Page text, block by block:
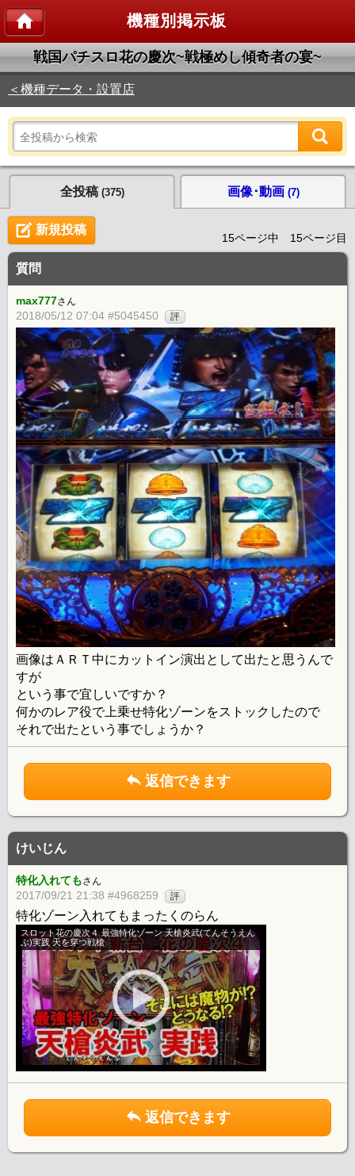
機種別掲示板
戦国パチスロ花の慶次~戦極めし傾奇者の宴~
＜機種データ・設置店
全投稿 (375) 画像･動画 (7)
新規投稿
15ページ中 15ページ目
質問
max777さん
2018/05/12 07:04 #5045450 評
画像はＡＲＴ中にカットイン演出として出たと思うんで
すが
という事で宜しいですか？
何かのレア役で上乗せ特化ゾーンをストックしたので
それで出たという事でしょうか？
返信できます
けいじん
特化入れてもさん
2017/09/21 21:38 #4968259 評
特化ゾーン入れてもまったくのらん
スロット花の慶次４ 最強特化ゾーン 天槍炎武(てんそうえん
ぶ)実践 天を穿つ戦槍
返信できます